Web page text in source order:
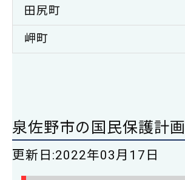
田尻町
岬町
泉佐野市の国民保護計画
更新日:2022年03月17日